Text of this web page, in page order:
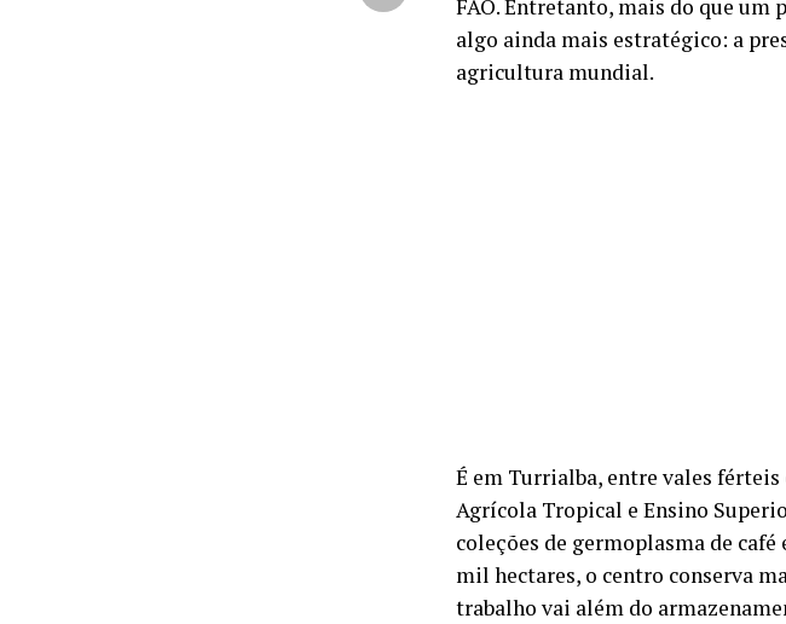
FAO. Entretanto, mais do que
algo ainda mais estratégico: a
agricultura mundial.
É em Turrialba, entre vales férteis
Agrícola Tropical e Ensino
coleções de germoplasma de
mil hectares, o centro conserva
trabalho vai além do